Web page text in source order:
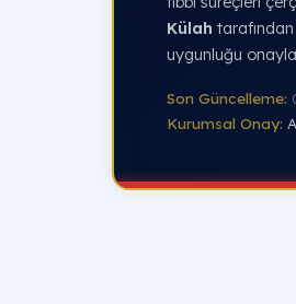
Külah
uygunluğu
Son Güncelleme:
Kurumsal Onay: